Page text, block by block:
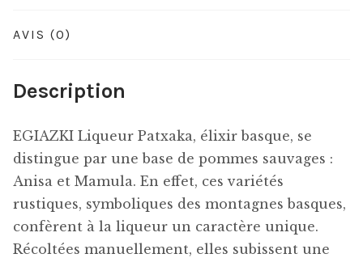
AVIS (0)
Description
EGIAZKI Liqueur Patxaka, élixir basque, se
distingue par une base de pommes sauvages :
Anisa et Mamula. En effet, ces variétés
rustiques, symboliques des montagnes basques,
confèrent à la liqueur un caractère unique.
Récoltées manuellement, elles subissent une